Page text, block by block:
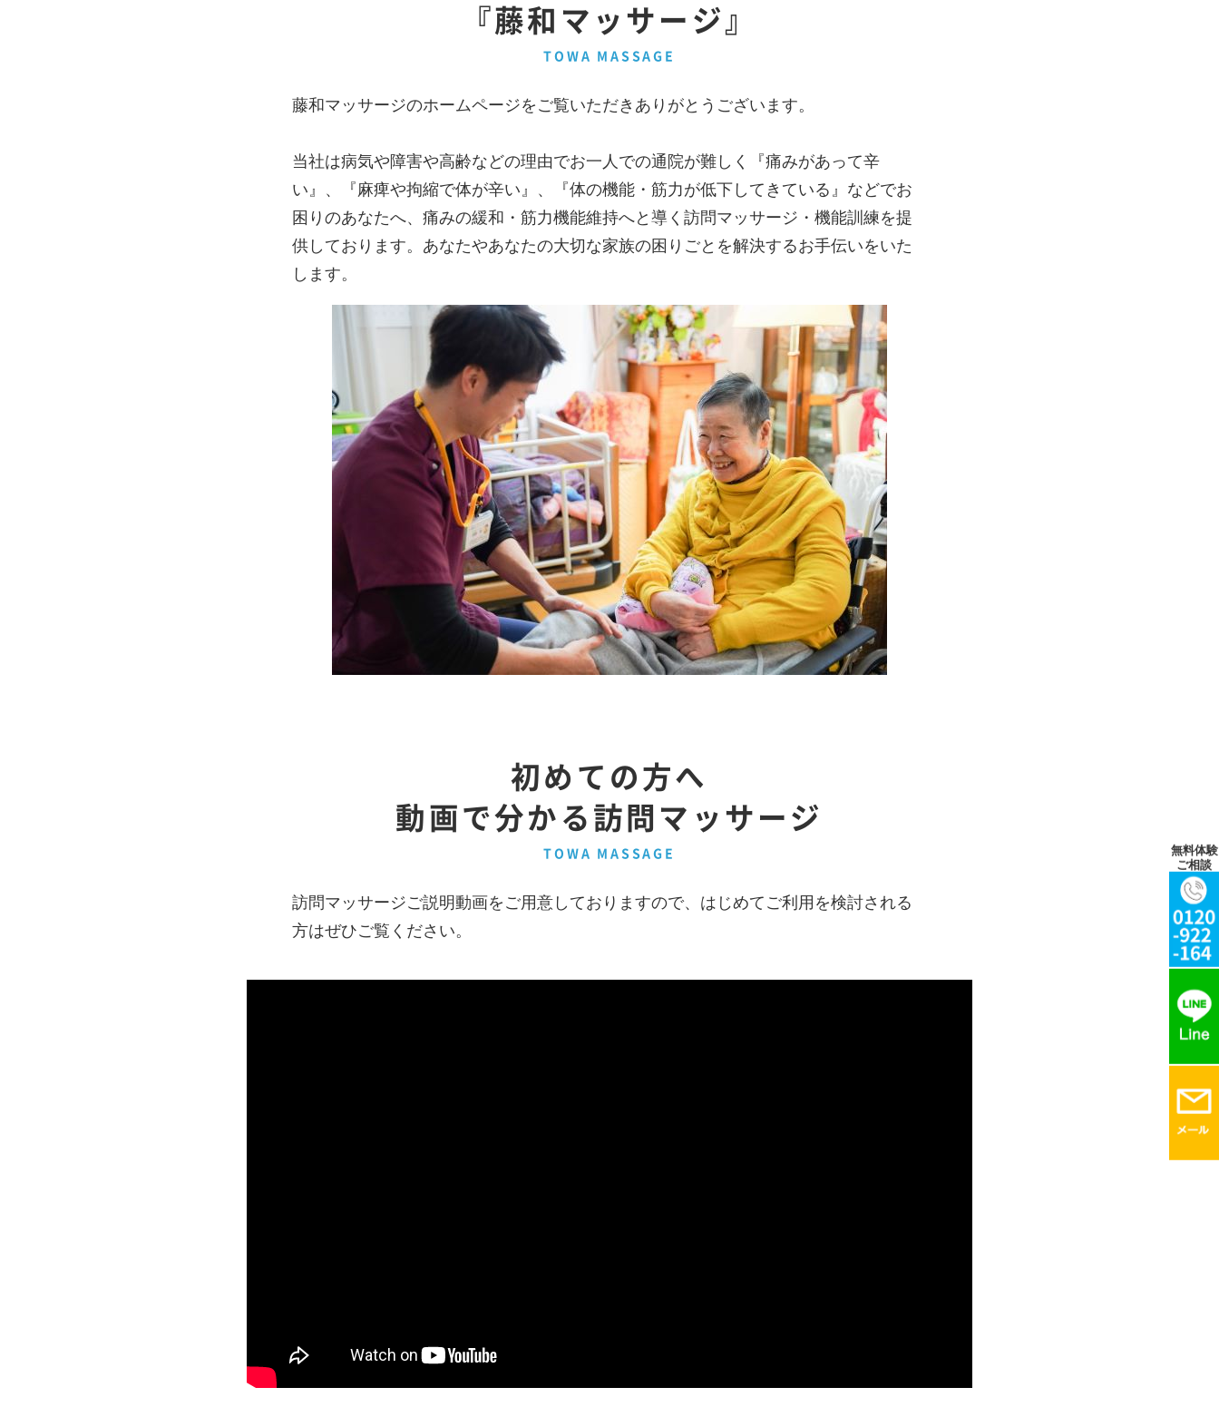
無料体験
ご相談
『藤和マッサージ』
TOWA MASSAGE
藤和マッサージのホームページをご覧いただきありがとうございます。
当社は病気や障害や高齢などの理由でお一人での通院が難しく『痛みがあって辛
い』、『麻痺や拘縮で体が辛い』、『体の機能・筋力が低下してきている』などでお
困りのあなたへ、痛みの緩和・筋力機能維持へと導く訪問マッサージ・機能訓練を提
供しております。あなたやあなたの大切な家族の困りごとを解決するお手伝いをいた
します。
初めての方へ
動画で分かる訪問マッサージ
TOWA MASSAGE
訪問マッサージご説明動画をご用意しておりますので、はじめてご利用を検討される
方はぜひご覧ください。